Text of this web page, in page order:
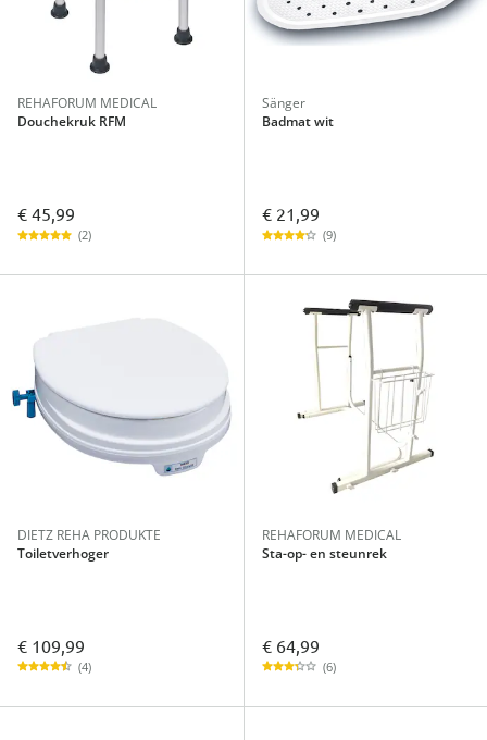
REHAFORUM MEDICAL
Douchekruk RFM
€ 45,99
(2)
Sänger
Badmat wit
€ 21,99
(9)
DIETZ REHA PRODUKTE
Toiletverhoger
€ 109,99
(4)
REHAFORUM MEDICAL
Sta-op- en steunrek
€ 64,99
(6)